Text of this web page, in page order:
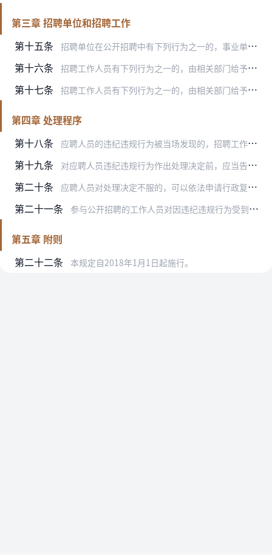
第三章 招聘单位和招聘工作
第十五条
招聘单位在公开招聘中有下列行为之一的，事业单位主管部门或者事业单位人事综合管理部门应当责令限期改正；逾期不改正的，对直接负责的主管人员和其他直接责任人员依法给予…
第十六条 招聘工作人员有下列行为之一的，由相关部门给予处分，并停止其继续参加当年及下一年度招聘工作：
第十七条 招聘工作人员有下列行为之一的，由相关部门给予处分，并将其调离招聘工作岗位，不得再从事招聘工作；构成犯罪的，依法追究刑事责任：
第四章 处理程序
第十八条
应聘人员的违纪违规行为被当场发现的，招聘工作人员应当予以制止。对于被认定为违纪违规的，要收集、保存相应证据材料，如实记录违纪违规事实和现场处理情况，当场告知应聘…
第十九条 对应聘人员违纪违规行为作出处理决定前，应当告知应聘人员拟作出的处理决定及相关事实、理由和依据，并告知应聘人员依法享有陈述和申辩的权利。作出处理决定的部门对应聘人…
第二十条 应聘人员对处理决定不服的，可以依法申请行政复议或者提起行政诉讼。
第二十一条 参与公开招聘的工作人员对因违纪违规行为受到处分不服的，可以依法申请复核或者提出申诉。
第五章 附则
第二十二条
本规定自2018年1月1日起施行。